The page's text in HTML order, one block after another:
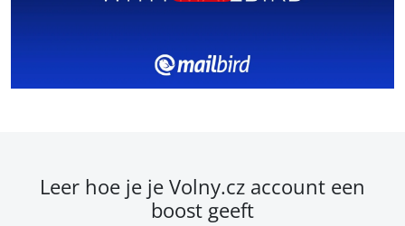
Leer hoe je je Volny.cz account een
boost geeft